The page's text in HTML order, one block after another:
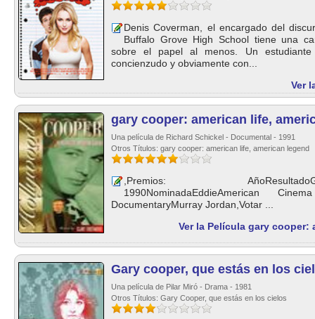
Denis Coverman, el encargado del
Buffalo Grove High School tiene una
sobre el papel al menos. Un estudiante
concienzudo y obviamente con...
Ver
gary cooper: american life,
Una película de Richard Schickel - Documental - 1991
Otros Títulos: gary cooper: american life, american legend
,Premios:
1990NominadaEddieAmerican
DocumentaryMurray Jordan,Votar ...
Ver la Película gary cooper:
Gary cooper, que estás en los
Una película de Pilar Miró - Drama - 1981
Otros Títulos: Gary Cooper, que estás en los cielos